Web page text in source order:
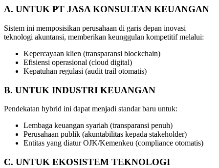
A. UNTUK PT JASA KONSULTAN KEUANGAN
Sistem ini memposisikan perusahaan di garis depan inovasi
teknologi akuntansi, memberikan keunggulan kompetitif melalui:
Kepercayaan klien (transparansi blockchain)
Efisiensi operasional (cloud digital)
Kepatuhan regulasi (audit trail otomatis)
B. UNTUK INDUSTRI KEUANGAN
Pendekatan hybrid ini dapat menjadi standar baru untuk:
Lembaga keuangan syariah (transparansi penuh)
Perusahaan publik (akuntabilitas kepada stakeholder)
Entitas yang diatur OJK/Kemenkeu (compliance otomatis)
C. UNTUK EKOSISTEM TEKNOLOGI